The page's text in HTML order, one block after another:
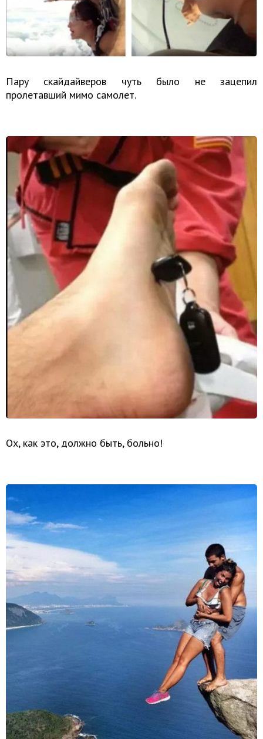
Пару скайдайверов чуть было не зацепил
пролетавший мимо самолет.
Ох, как это, должно быть, больно!